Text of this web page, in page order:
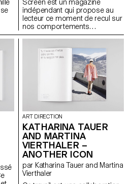
la
Screen est un magazine
indépendant qui propose au
lecteur ce moment de recul sur
nos comportements
quotidiens par rapport aux
concentre sur l’étude de la
notion d’espace et sur les
transformations que l’écran y
engendre. Des écrivains, des
photographes, des designers
explorent le lien entre l’espace
physique et l’espace virtuel ;
interface. Ce projet fut une
bonne expérience pour
comprendre toutes les étapes
de la création d’un magazine :
de sa conception à sa
production.
ART DIRECTION
KATHARINA TAUER
AND MARTINA
VIERTHALER –
ANOTHER ICON
par Katharina Tauer and Martina
Vierthaler